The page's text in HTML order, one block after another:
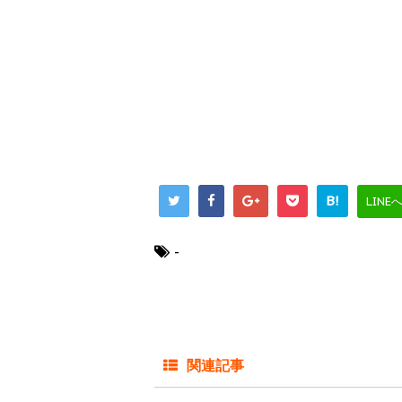
B! LINE
-
関連記事